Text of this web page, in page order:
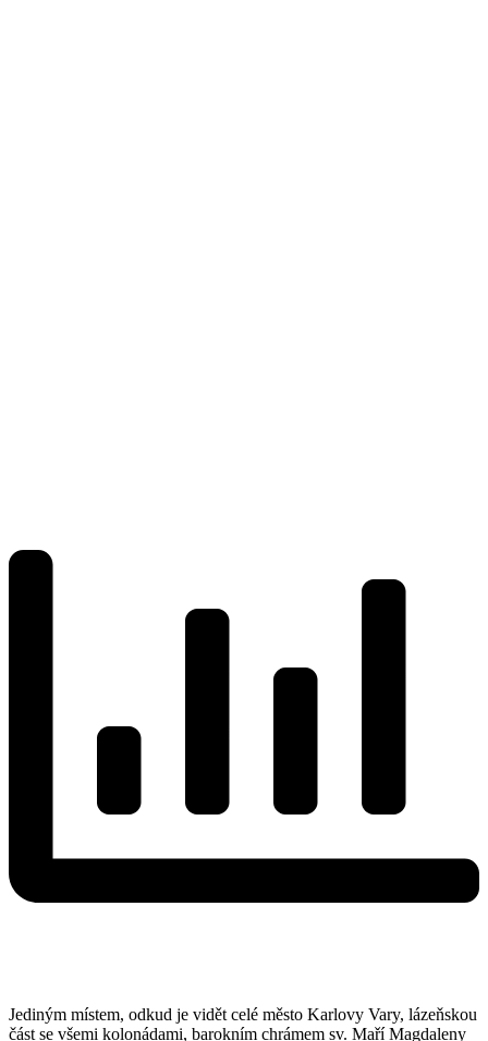
Jediným místem, odkud je vidět celé město Karlovy Vary, lázeňskou
část se všemi kolonádami, barokním chrámem sv. Maří Magdaleny